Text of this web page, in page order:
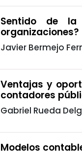
Sentido de
organizaciones?
Javier Bermejo
Ventajas y
contadores
Gabriel Rueda
Modelos